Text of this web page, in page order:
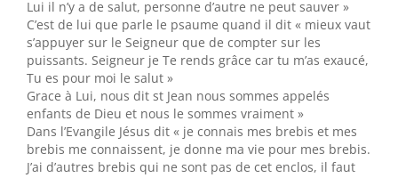
Lui il n’y a de salut, personne d’autre ne peut sauver »
C’est de lui que parle le psaume quand il dit « mieux vaut
s’appuyer sur le Seigneur que de compter sur les
puissants. Seigneur je Te rends grâce car tu m’as exaucé,
Tu es pour moi le salut »
Grace à Lui, nous dit st Jean nous sommes appelés
enfants de Dieu et nous le sommes vraiment »
Dans l’Evangile Jésus dit « je connais mes brebis et mes
brebis me connaissent, je donne ma vie pour mes brebis.
J’ai d’autres brebis qui ne sont pas de cet enclos, il faut